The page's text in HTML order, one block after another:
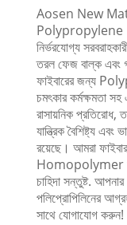
Aosen New
Polypropylene
নির্ভরযোগ্য
তরল ফেজ বাল্ক এবং
ফাইবারের জন্য
চমৎকার কর্মক্ষমতা সহ
রাসায়নিক প্রতিরোধ,
যান্ত্রিক বৈশিষ্ট্য
রয়েছে। আমরা
Homopolymer
চাহিদা সন্তুষ্ট.
পলিপ্রোপিলিনের
সাথে যোগাযোগ করুন!